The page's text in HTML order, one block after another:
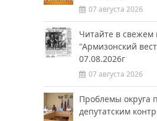
07 августа 2026
Читайте в свежем
"Армизонский
07.08.2026г
07 августа 2026
Проблемы округа
депутатским